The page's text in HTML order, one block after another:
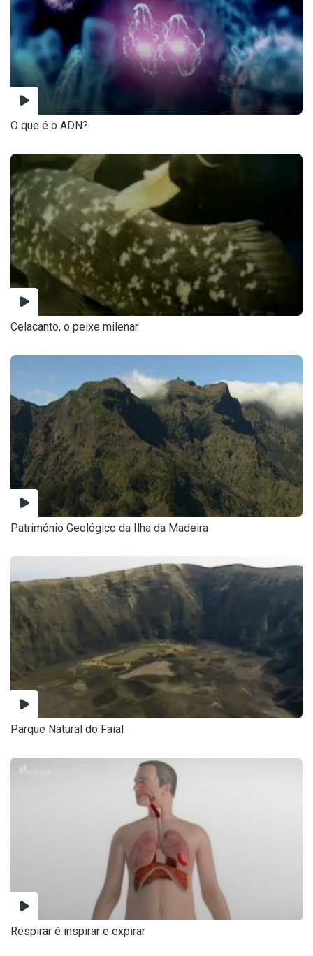
O que é o ADN?
Celacanto, o peixe milenar
Património Geológico da Ilha da Madeira
Parque Natural do Faial
Respirar é inspirar e expirar